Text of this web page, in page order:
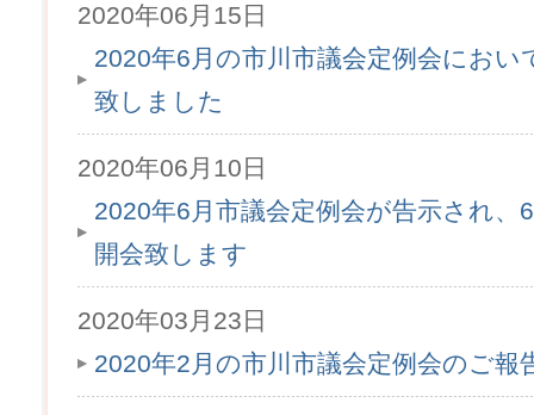
2020年06月15日
2020年6月の市川市議会定例会におい
致しました
2020年06月10日
2020年6月市議会定例会が告示され、
開会致します
2020年03月23日
2020年2月の市川市議会定例会のご報